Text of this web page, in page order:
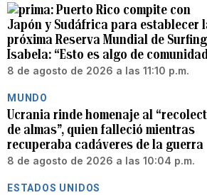
Puerto Rico compite con
Japón y Sudáfrica para establecer
próxima Reserva Mundial de
Isabela: “Esto es algo de
8 de agosto de 2026 a las 11:10 p.m.
MUNDO
Ucrania rinde homenaje al
de almas”, quien falleció mientras
recuperaba cadáveres de la guerra
8 de agosto de 2026 a las 10:04 p.m.
ESTADOS UNIDOS